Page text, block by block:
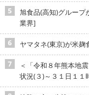
旭食品(高知)グルー
業界]
ヤマタネ(東京)が米
＜「令和８年熊本地
状況(３)～３１日１